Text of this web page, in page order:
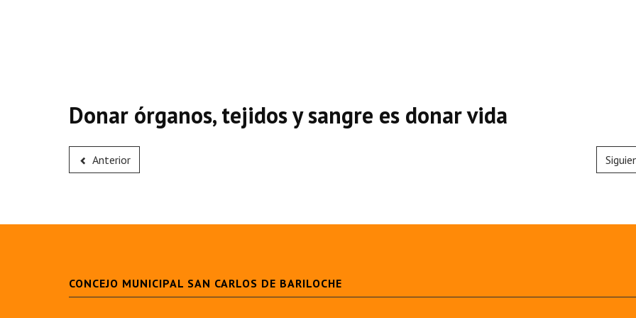
Donar órganos, tejidos y sangre es donar vida
Anterior
CONCEJO MUNICIPAL SAN CARLOS DE BARILOCHE